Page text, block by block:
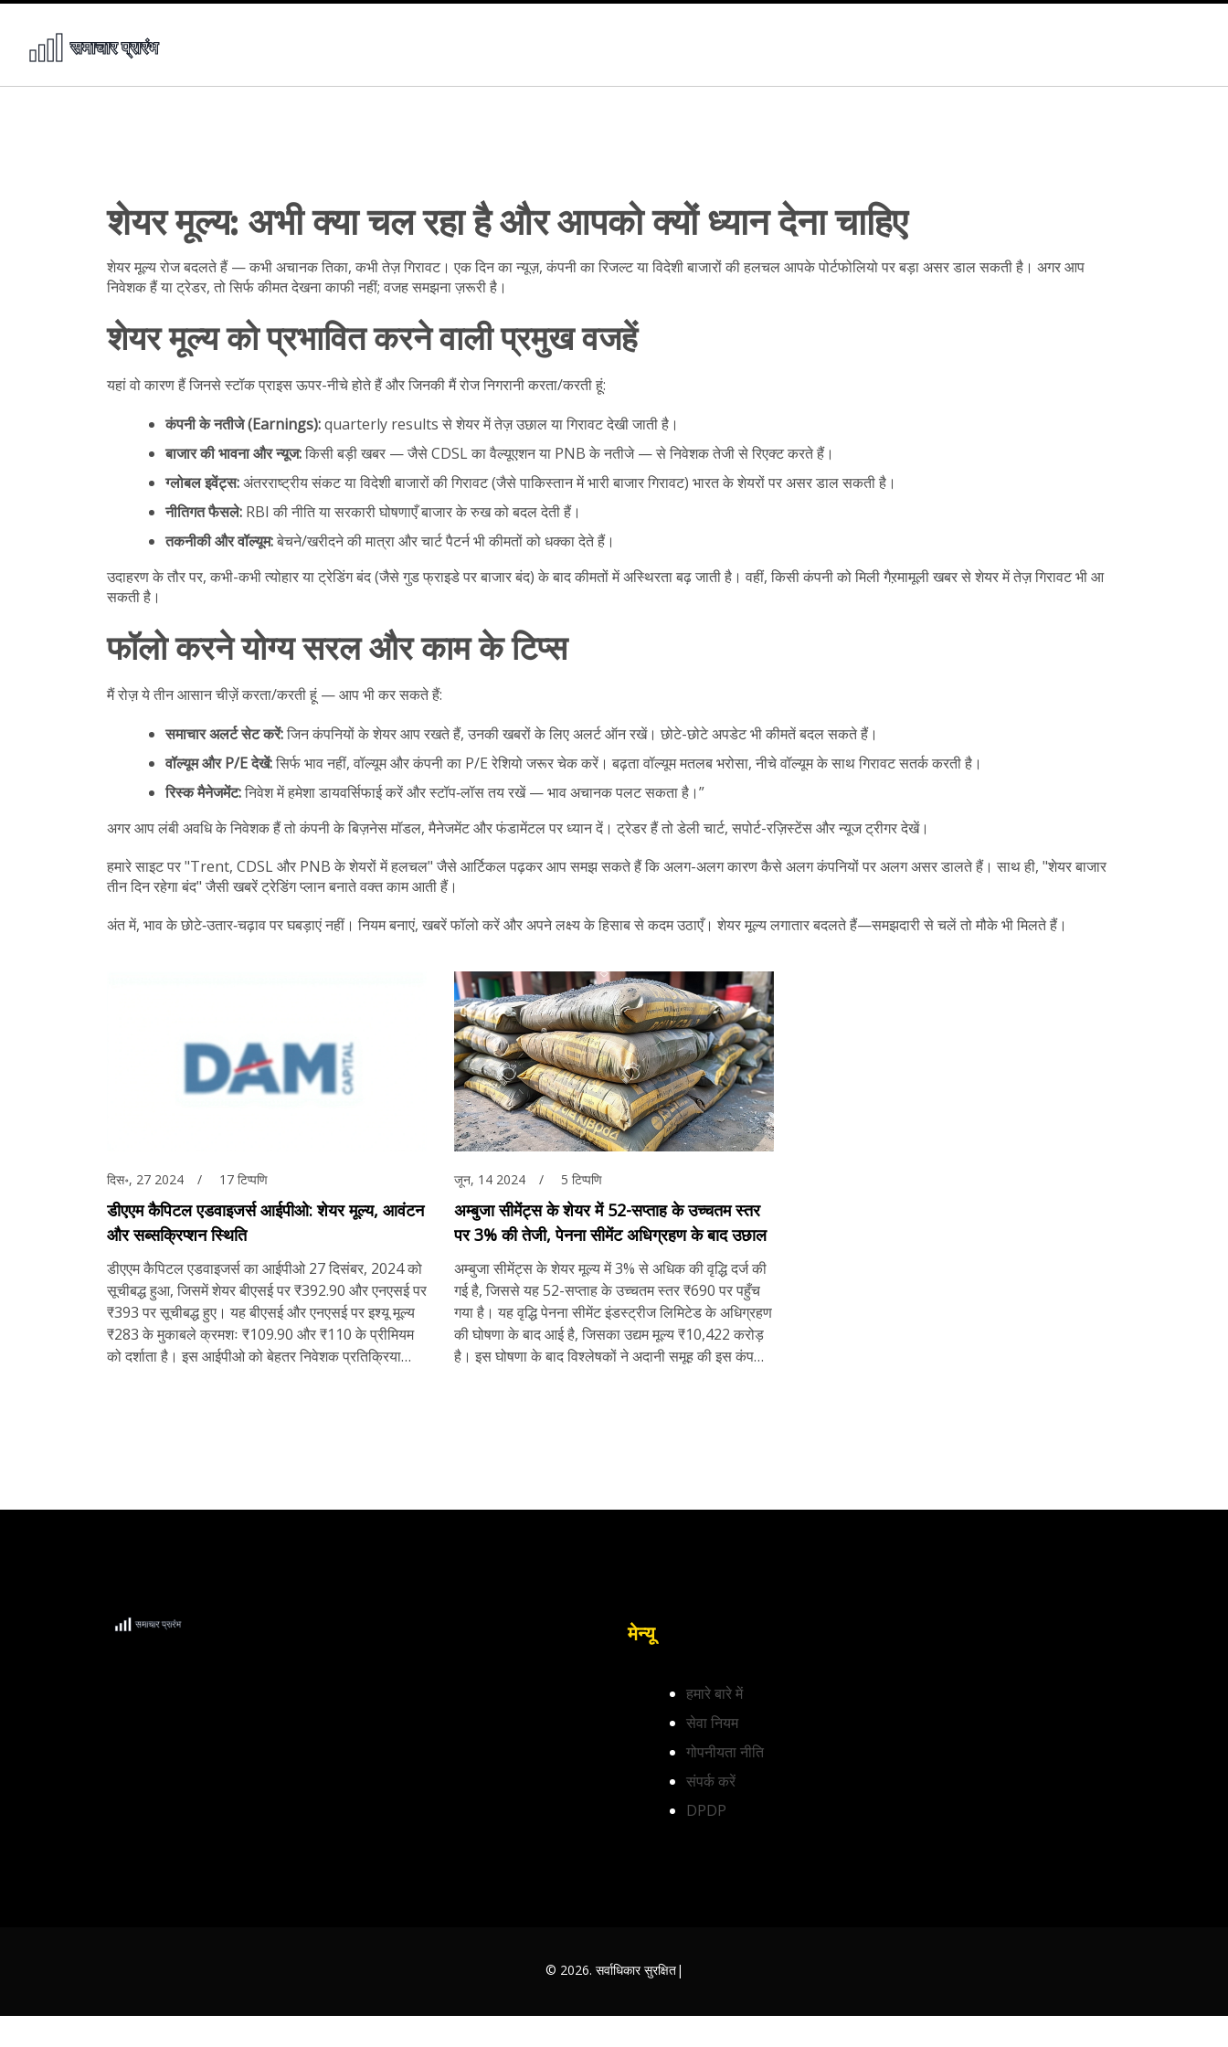
शेयर मूल्य: अभी क्या चल रहा है और आपको क्यों ध्यान देना चाहिए
शेयर मूल्य रोज बदलते हैं — कभी अचानक तिका, कभी तेज़ गिरावट। एक दिन का न्यूज़, कंपनी का रिजल्ट या विदेशी बाजारों की हलचल आपके पोर्टफोलियो पर बड़ा असर डाल सकती है। अगर आप
निवेशक हैं या ट्रेडर, तो सिर्फ कीमत देखना काफी नहीं; वजह समझना ज़रूरी है।
शेयर मूल्य को प्रभावित करने वाली प्रमुख वजहें
यहां वो कारण हैं जिनसे स्टॉक प्राइस ऊपर-नीचे होते हैं और जिनकी मैं रोज निगरानी करता/करती हूं:
कंपनी के नतीजे (Earnings):quarterly results से शेयर में तेज़ उछाल या गिरावट देखी जाती है।
बाजार की भावना और न्यूज:किसी बड़ी खबर — जैसे CDSL का वैल्यूएशन या PNB के नतीजे — से निवेशक तेजी से रिएक्ट करते हैं।
ग्लोबल इवेंट्स:अंतरराष्ट्रीय संकट या विदेशी बाजारों की गिरावट (जैसे पाकिस्तान में भारी बाजार गिरावट) भारत के शेयरों पर असर डाल सकती है।
नीतिगत फैसले: RBI की नीति या सरकारी घोषणाएँ बाजार के रुख को बदल देती हैं।
तकनीकी और वॉल्यूम:बेचने/खरीदने की मात्रा और चार्ट पैटर्न भी कीमतों को धक्का देते हैं।
उदाहरण के तौर पर, कभी-कभी त्योहार या ट्रेडिंग बंद (जैसे गुड फ्राइडे पर बाजार बंद) के बाद कीमतों में अस्थिरता बढ़ जाती है। वहीं, किसी कंपनी को मिली गैऱमामूली खबर से शेयर में तेज़ गिरावट भी आ
सकती है।
फॉलो करने योग्य सरल और काम के टिप्स
मैं रोज़ ये तीन आसान चीज़ें करता/करती हूं — आप भी कर सकते हैं:
समाचार अलर्ट सेट करें:जिन कंपनियों के शेयर आप रखते हैं, उनकी खबरों के लिए अलर्ट ऑन रखें। छोटे-छोटे अपडेट भी कीमतें बदल सकते हैं।
वॉल्यूम और P/E देखें:सिर्फ भाव नहीं, वॉल्यूम और कंपनी का P/E रेशियो जरूर चेक करें। बढ़ता वॉल्यूम मतलब भरोसा, नीचे वॉल्यूम के साथ गिरावट सतर्क करती है।
रिस्क मैनेजमेंट:निवेश में हमेशा डायवर्सिफाई करें और स्टॉप‑लॉस तय रखें — भाव अचानक पलट सकता है।”
अगर आप लंबी अवधि के निवेशक हैं तो कंपनी के बिज़नेस मॉडल, मैनेजमेंट और फंडामेंटल पर ध्यान दें। ट्रेडर हैं तो डेली चार्ट, सपोर्ट-रज़िस्टेंस और न्यूज ट्रीगर देखें।
हमारे साइट पर "Trent, CDSL और PNB के शेयरों में हलचल" जैसे आर्टिकल पढ़कर आप समझ सकते हैं कि अलग-अलग कारण कैसे अलग कंपनियों पर अलग असर डालते हैं। साथ ही, "शेयर बाजार
तीन दिन रहेगा बंद" जैसी खबरें ट्रेडिंग प्लान बनाते वक्त काम आती हैं।
अंत में, भाव के छोटे‑उतार‑चढ़ाव पर घबड़ाएं नहीं। नियम बनाएं, खबरें फॉलो करें और अपने लक्ष्य के हिसाब से कदम उठाएँ। शेयर मूल्य लगातार बदलते हैं—समझदारी से चलें तो मौके भी मिलते हैं।
दिस॰, 27 2024 17 टिप्पणि
डीएएम कैपिटल एडवाइजर्स आईपीओ: शेयर मूल्य, आवंटन
और सब्सक्रिप्शन स्थिति
डीएएम कैपिटल एडवाइजर्स का आईपीओ 27 दिसंबर, 2024 को
सूचीबद्ध हुआ, जिसमें शेयर बीएसई पर ₹392.90 और एनएसई पर
₹393 पर सूचीबद्ध हुए। यह बीएसई और एनएसई पर इश्यू मूल्य
₹283 के मुकाबले क्रमशः ₹109.90 और ₹110 के प्रीमियम
को दर्शाता है। इस आईपीओ को बेहतर निवेशक प्रतिक्रिया
जून, 14 2024 5 टिप्पणि
अम्बुजा सीमेंट्स के शेयर में 52-सप्ताह के उच्चतम स्तर
पर 3% की तेजी, पेनना सीमेंट अधिग्रहण के बाद उछाल
अम्बुजा सीमेंट्स के शेयर मूल्य में 3% से अधिक की वृद्धि दर्ज की
गई है, जिससे यह 52-सप्ताह के उच्चतम स्तर ₹690 पर पहुँच
गया है। यह वृद्धि पेनना सीमेंट इंडस्ट्रीज लिमिटेड के अधिग्रहण
की घोषणा के बाद आई है, जिसका उद्यम मूल्य ₹10,422 करोड़
है। इस घोषणा के बाद विश्लेषकों ने अदानी समूह की इस कंपनी
मेन्यू
हमारे बारे में
सेवा नियम
गोपनीयता नीति
संपर्क करें
DPDP
© 2026. सर्वाधिकार सुरक्षित|